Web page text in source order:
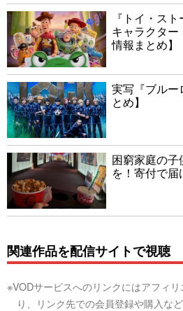
『トイ・ス
キャラクタ
情報まとめ】
実写『ブルー
とめ】
困窮家庭の子
を！寄付で届
関連作品を配信サイトで視聴
※VODサービスへのリンクにはアフィ
り、リンク先での会員登録や購入な